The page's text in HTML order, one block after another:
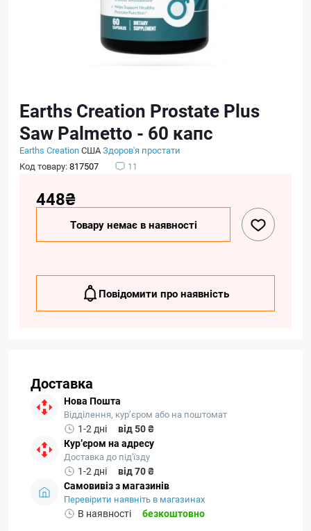
Earths Creation Prostate Plus
Saw Palmetto - 60 капс
Earths CreationСШАЗдоров'я простати
Код товару:817507 11
448₴
Товару немає в наявності
Повідомити про наявність
Доставка
Нова Пошта
Відділення, кур’єром або на поштомат
1-2 дні
від 50 ₴
Кур’єром на адресу
Доставка до під'їзду
1-2 дні
від 70 ₴
Самовивіз з магазинів
Перевірити наявніть в магазинах
В наявності безкоштовно